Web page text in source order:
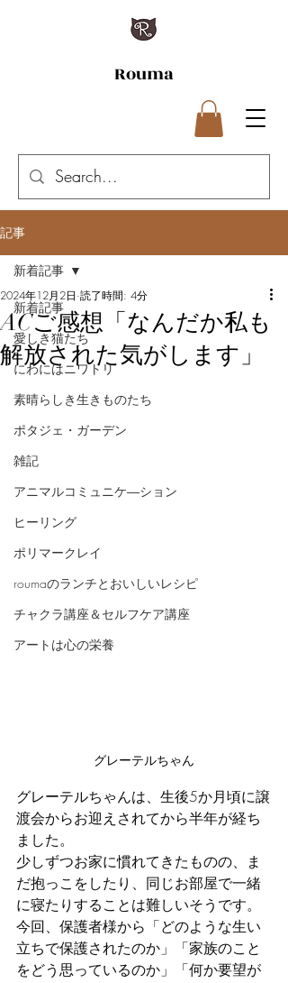
Rouma
記事
新着記事
愛しき猫たち
にわにはニワトリ
素晴らしき生きものたち
ポタジェ・ガーデン
雑記
アニマルコミュニケ―ション
ヒーリング
ポリマークレイ
roumaのランチとおいしいレシピ
チャクラ講座＆セルフケア講座
アートは心の栄養
新着記事
ACご感想「なんだか私も
解放された気がします」
2024年12月2日 読了時間: 4分
グレーテルちゃん
グレーテルちゃんは、生後5か月頃に譲
渡会からお迎えされてから半年が経ち
ました。
少しずつお家に慣れてきたものの、ま
だ抱っこをしたり、同じお部屋で一緒
に寝たりすることは難しいそうです。
今回、保護者様から「どのような生い
立ちで保護されたのか」「家族のこと
をどう思っているのか」「何か要望が